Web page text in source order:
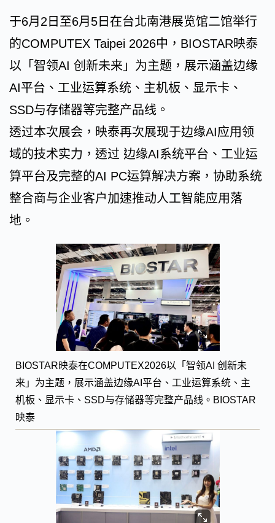
于6月2日至6月5日在台北南港展览馆二馆举行
的COMPUTEX Taipei 2026中，BIOSTAR映泰
以「智领AI 创新未来」为主题，展示涵盖边缘
AI平台、工业运算系统、主机板、显示卡、
SSD与存储器等完整产品线。
透过本次展会，映泰再次展现于边缘AI应用领
域的技术实力，透过 边缘AI系统平台、工业运
算平台及完整的AI PC运算解决方案，协助系统
整合商与企业客户加速推动人工智能应用落
地。
BIOSTAR映泰在COMPUTEX2026以「智领AI 创新未
来」为主题，展示涵盖边缘AI平台、工业运算系统、主
机板、显示卡、SSD与存储器等完整产品线。BIOSTAR
映泰